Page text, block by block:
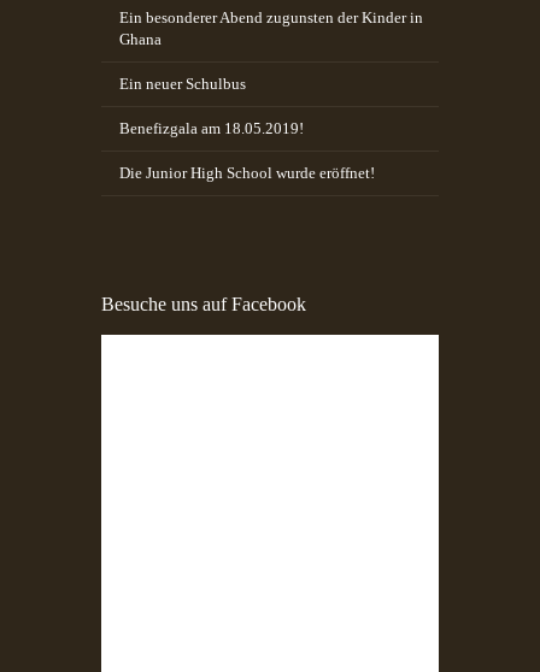
Ein besonderer Abend zugunsten der Kinder in
Ghana
Ein neuer Schulbus
Benefizgala am 18.05.2019!
Die Junior High School wurde eröffnet!
Besuche uns auf Facebook